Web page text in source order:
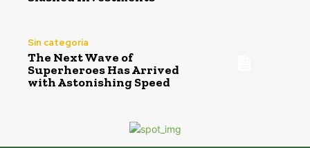
Sin categoría
The Next Wave of
Superheroes Has Arrived
with Astonishing Speed